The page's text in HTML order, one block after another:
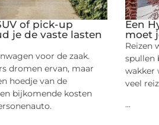
of pick-up
je de vaste lasten
voor de zaak.
dromen ervan, maar
hoedje van de
bijkomende kosten
Een
moet
Reizen
spullen
wakker
veel
...